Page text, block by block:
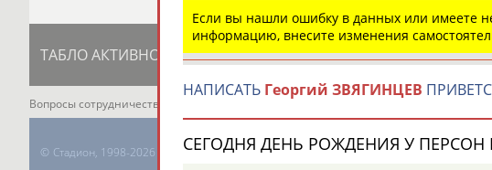
ТАБЛО АКТИВНОСТИ ЦЕЛИ ПРОЕКТА КОНТАКТЫ
Вопросы сотрудничества и совместной деятельности
© Стадион, 1998-2026
Если вы нашли ошибку в данных или имеете
информацию, внесите изменения
НАПИСАТЬ Георгий ЗВЯГИНЦЕВ
СЕГОДНЯ ДЕНЬ РОЖДЕНИЯ У